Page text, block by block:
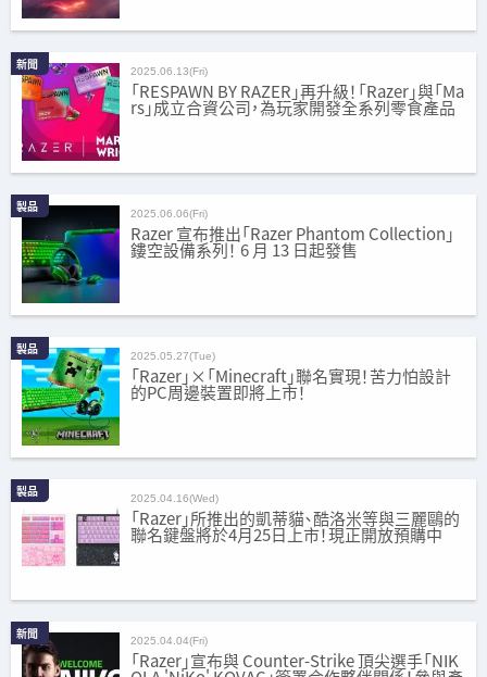
新聞 2025.06.13(Fri)
「RESPAWN BY RAZER」再升級！「Razer」與「Ma
rs」成立合資公司，為玩家開發全系列零食產品
製品 2025.06.06(Fri)
Razer 宣布推出「Razer Phantom Collection」
鏤空設備系列！ 6 月 13 日起發售
製品 2025.05.27(Tue)
「Razer」×「Minecraft」聯名實現！苦力怕設計
的PC周邊裝置即將上市！
製品 2025.04.16(Wed)
「Razer」所推出的凱蒂貓、酷洛米等與三麗鷗的
聯名鍵盤將於4月25日上市！現正開放預購中
新聞 2025.04.04(Fri)
「Razer」宣布與 Counter-Strike 頂尖選手「NIK